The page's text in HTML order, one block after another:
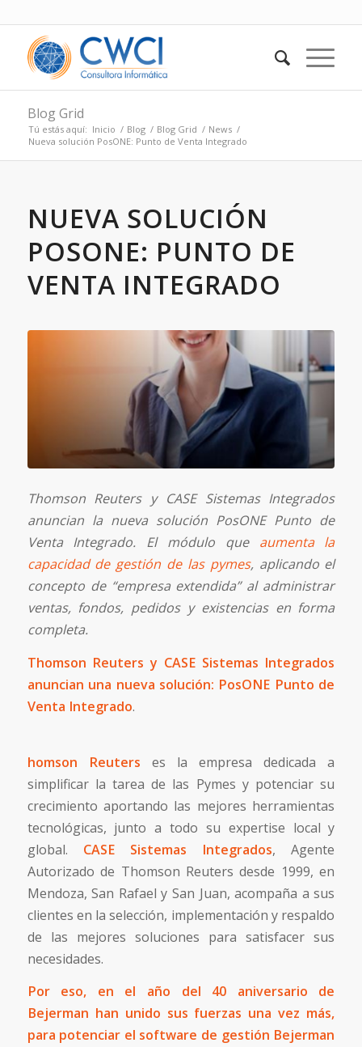
Blog Grid
Tú estás aquí: Inicio / Blog / Blog Grid / News /
Nueva solución PosONE: Punto de Venta Integrado
NUEVA SOLUCIÓN
POSONE: PUNTO DE
VENTA INTEGRADO
Thomson Reuters y CASE Sistemas Integrados
anuncian la nueva solución PosONE Punto de
Venta Integrado. El módulo que aumenta la
capacidad de gestión de las pymes, aplicando el
concepto de “empresa extendida” al administrar
ventas, fondos, pedidos y existencias en forma
completa.
Thomson Reuters y CASE Sistemas Integrados
anuncian una nueva solución: PosONE Punto de
Venta Integrado.
homson Reuters es la empresa dedicada a
simplificar la tarea de las Pymes y potenciar su
crecimiento aportando las mejores herramientas
tecnológicas, junto a todo su expertise local y
global. CASE Sistemas Integrados, Agente
Autorizado de Thomson Reuters desde 1999, en
Mendoza, San Rafael y San Juan, acompaña a sus
clientes en la selección, implementación y respaldo
de las mejores soluciones para satisfacer sus
necesidades.
Por eso, en el año del 40 aniversario de
Bejerman han unido sus fuerzas una vez más,
para potenciar el software de gestión Bejerman